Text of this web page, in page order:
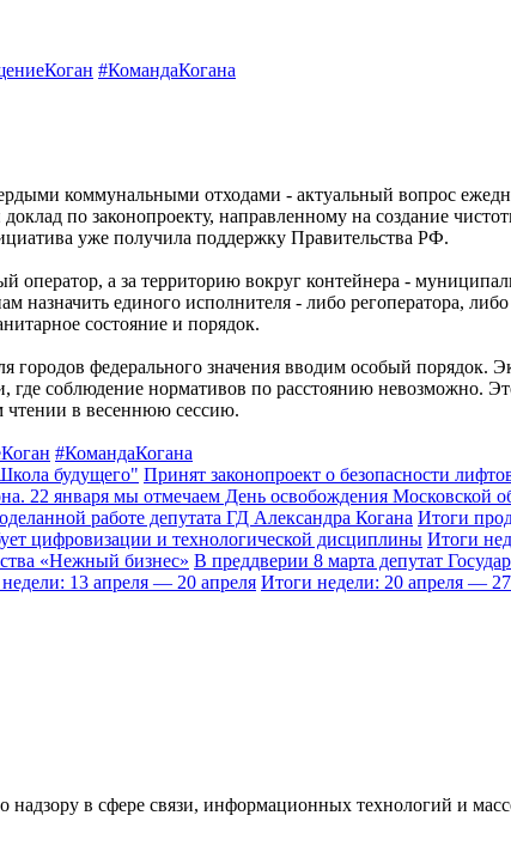
#КомандаКогана
коммунальными отходами - актуальный вопрос
по законопроекту, направленному на создание
уже получила поддержку Правительства РФ.
оператор, а за территорию вокруг контейнера -
назначить единого исполнителя - либо регоператора,
состояние и порядок.
городов федерального значения вводим особый
соблюдение нормативов по расстоянию невозможно.
чтении в весеннюю сессию.
#КомандаКогана
будущего" Принят законопроект о безопасности
22 января мы отмечаем День освобождения Московской
работе депутата ГД Александра Когана Итоги
цифровизации и технологической дисциплины Итоги
«Нежный бизнес» В преддверии 8 марта депутат
13 апреля — 20 апреля Итоги недели: 20 апреля —
в сфере связи, информационных технологий и